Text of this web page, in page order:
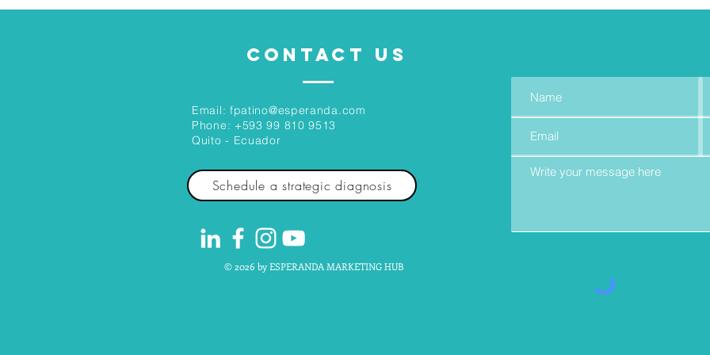
CONTACT US
Email: fpatino@esperanda.com
Phone: +593 99 810 9513
Quito - Ecuador
Schedule a strategic diagnosis
© 2026 by ESPERANDA MARKETING HUB